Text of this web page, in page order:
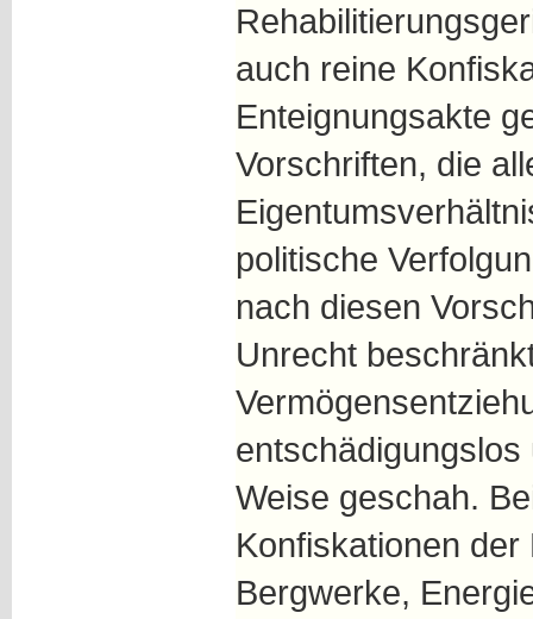
auch reine
Enteignungsakte
Vorschriften, die
politische
nach diesen
Unrecht
Weise geschah.
Konfiskationen
Bergwerke,